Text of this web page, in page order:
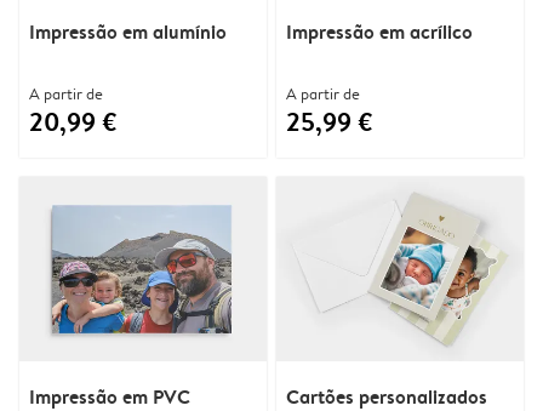
Impressão em alumínio
A partir de
20,99 €
Impressão em acrílico
A partir de
25,99 €
Impressão em PVC Cartões personalizados